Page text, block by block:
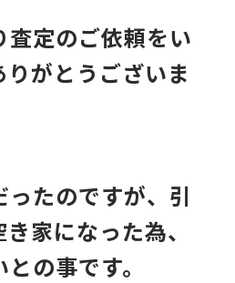
査定のご依頼をい
がとうございま
たのですが、引
家になった為、
の事です。